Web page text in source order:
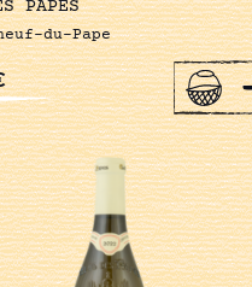
PAPES
du-Pape